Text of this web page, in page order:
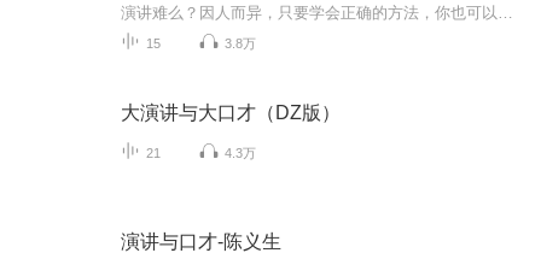
15 3.8万
大演讲与大口才（DZ版）
21 4.3万
演讲与口才-陈义生